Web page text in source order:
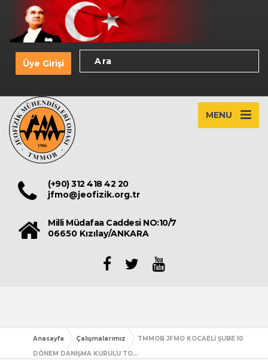
Üye Girişi
MENU
(+90) 312 418 42 20
jfmo@jeofizik.org.tr
Milli Müdafaa Caddesi NO:10/7
06650 Kızılay/ANKARA
Anasayfa Çalışmalarımız
TMMOB JFMO KOCAELİ ŞUBE 10
DÖNEM DANIŞMA KURULU TO...